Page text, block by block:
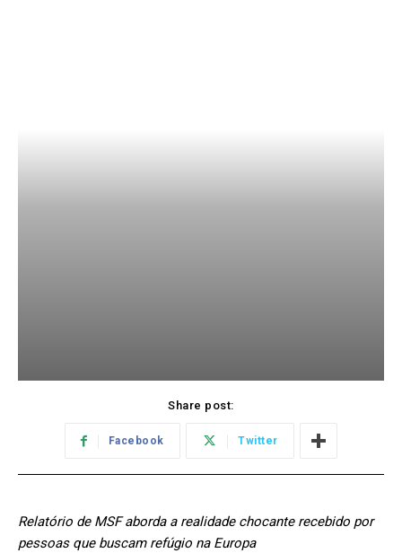
Share post:
Facebook Twitter
Relatório de MSF aborda a realidade chocante recebido por
pessoas que buscam refúgio na Europa